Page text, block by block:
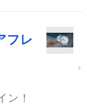
フレ
ン！